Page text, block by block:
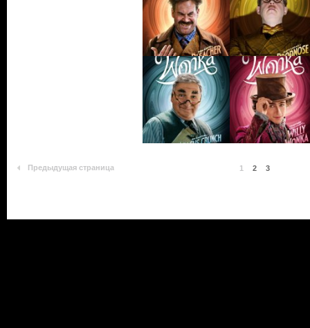
Предыдущая страница 1 2 3